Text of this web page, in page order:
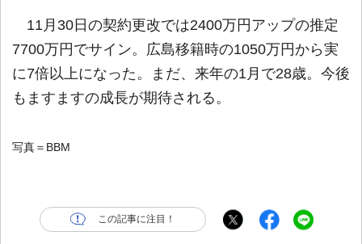
11月30日の契約更改では2400万円アップの推定
7700万円でサイン。広島移籍時の1050万円から実
に7倍以上になった。まだ、来年の1月で28歳。今後
もますますの成長が期待される。
写真＝BBM
この記事に注目！